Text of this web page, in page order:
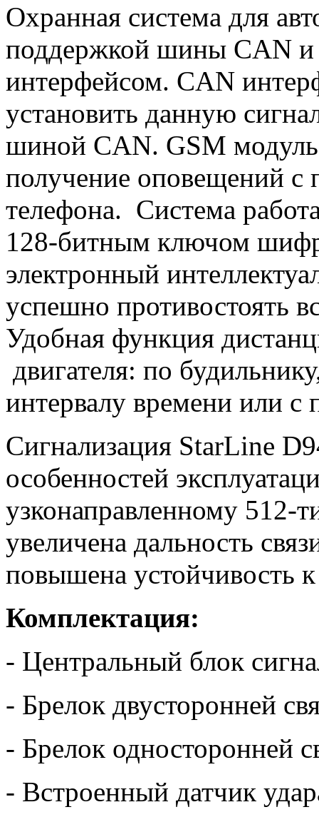
Охранная система для
поддержкой шины CAN и
интерфейсом. CAN
установить данную
шиной CAN. GSM модуль
получение оповещений
телефона. Система
128-битным ключом
электронный
успешно противостоять
Удобная функция
двигателя: по
интервалу времени или
Сигнализация StarLine
особенностей
узконаправленному 512-
увеличена дальность
повышена устойчивость
Комплектация:
- Центральный блок
- Брелок двусторонней
- Брелок односторонней
- Встроенный датчик